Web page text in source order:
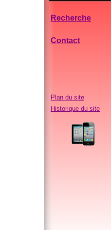
Recherche
Contact
Plan du site
Historique du site